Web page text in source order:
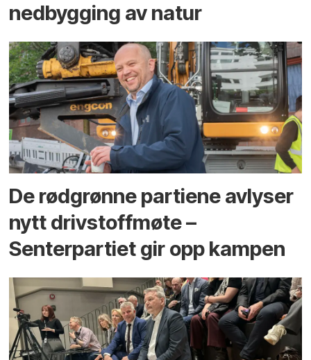
ned­bygging av natur
De rødgrønne partiene avlyser
nytt drivstoffmøte –
Senterpartiet gir opp kampen